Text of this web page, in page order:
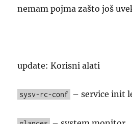
nemam pojma zašto još
update: Korisni alati
sysv-rc-conf – service init